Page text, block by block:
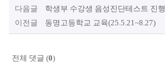
다음글 학생부 수강생 음성진단테스트 진행
이전글 동명고등학교 교육(25.5.21~8.27)
전체 댓글 (0)